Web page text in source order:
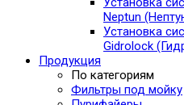
Neptun
Установка
Gidrolock
Продукция
По категориям
Фильтры под мойку